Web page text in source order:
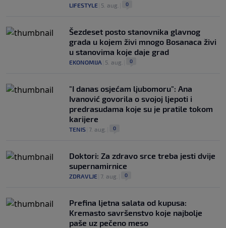
LIFESTYLE 5. aug. 0
Šezdeset posto stanovnika glavnog
grada u kojem živi mnogo Bosanaca živi
u stanovima koje daje grad
EKONOMIJA 5. aug. 0
"I danas osjećam ljubomoru": Ana
Ivanović govorila o svojoj ljepoti i
predrasudama koje su je pratile tokom
karijere
TENIS 7. aug. 0
Doktori: Za zdravo srce treba jesti dvije
supernamirnice
ZDRAVLJE 7. aug. 0
Prefina ljetna salata od kupusa:
Kremasto savršenstvo koje najbolje
paše uz pečeno meso